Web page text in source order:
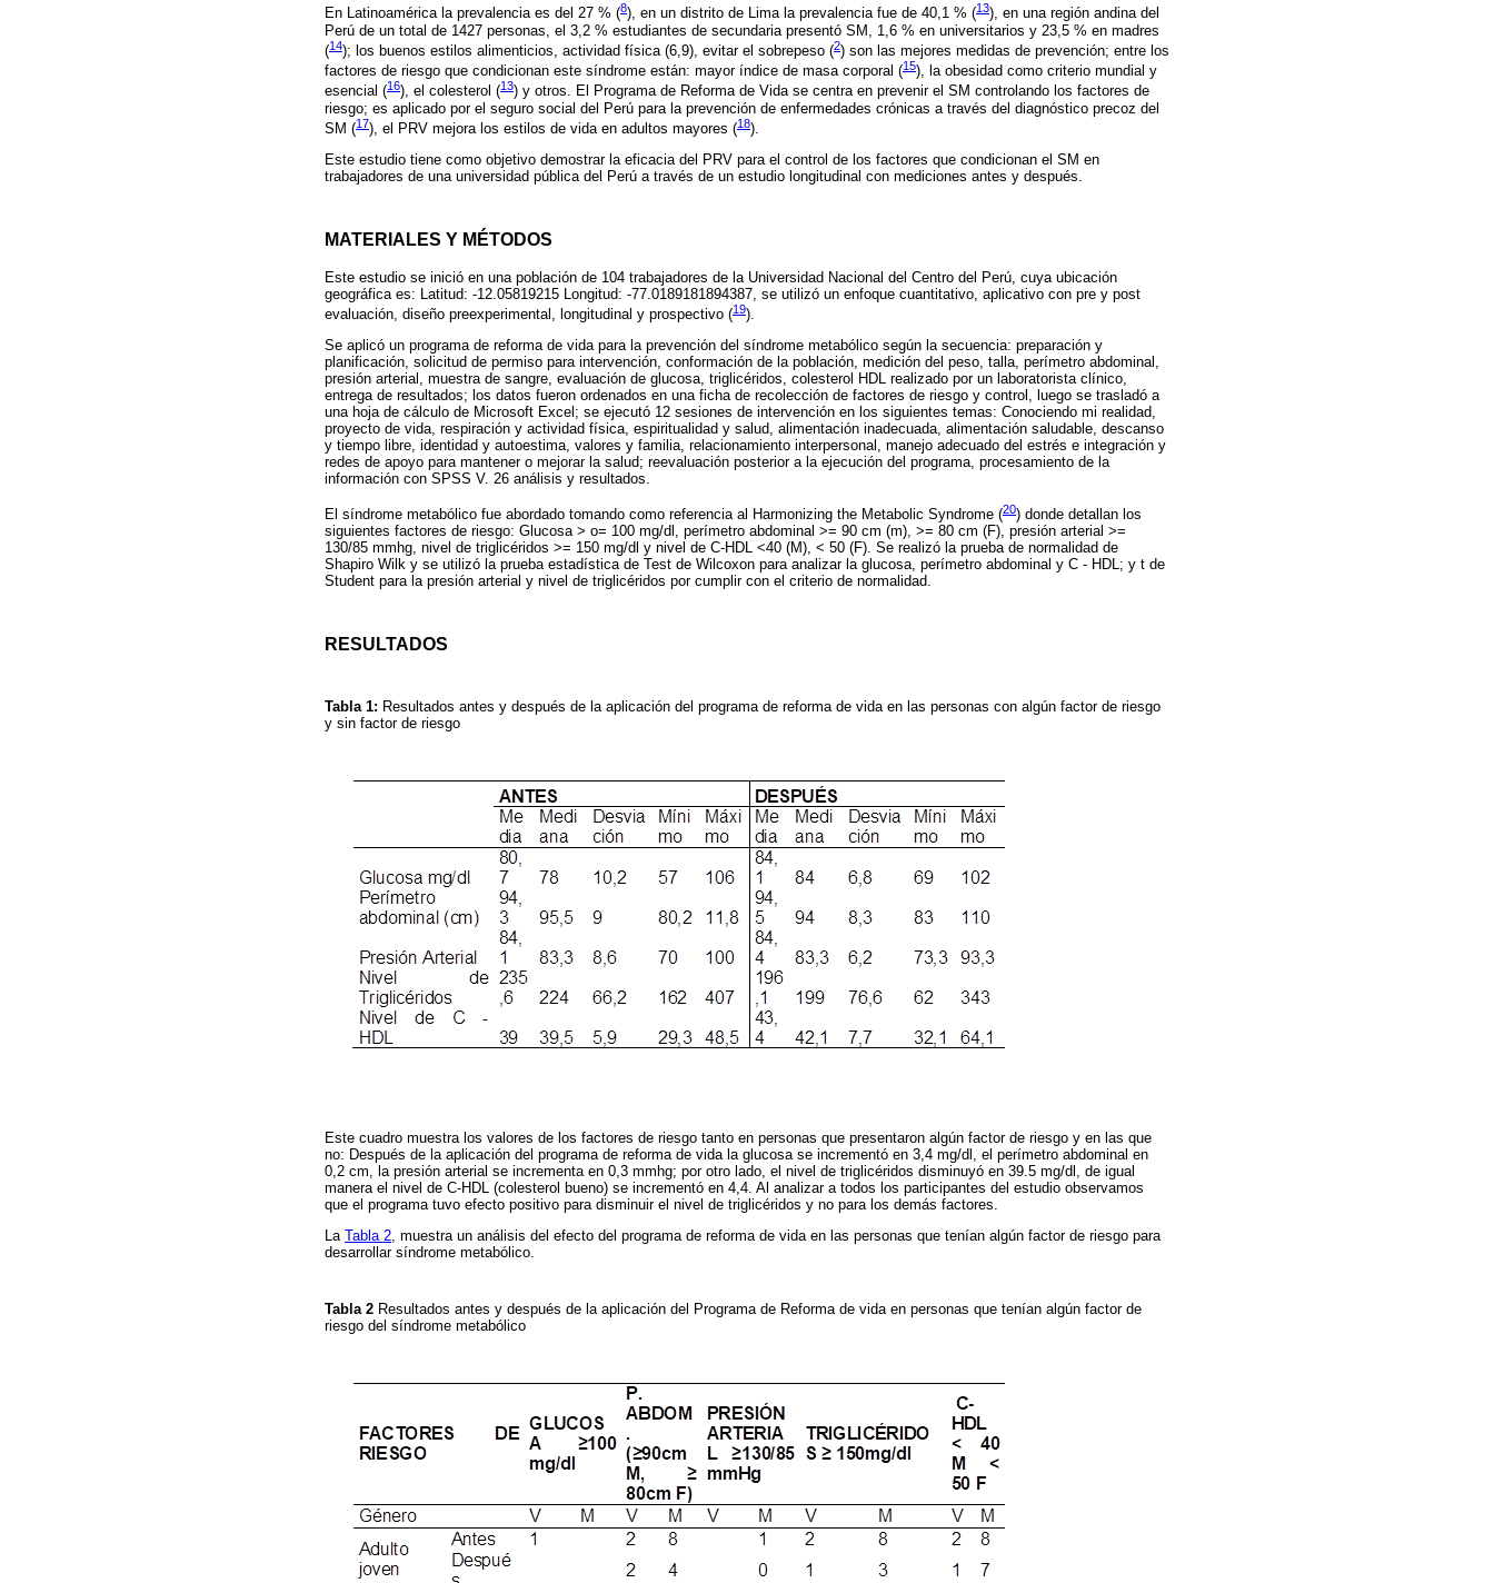
En Latinoamérica la prevalencia es del 27 % (8), en un distrito de Lima la prevalencia fue de 40,1 % (13), en una región andina del
Perú de un total de 1427 personas, el 3,2 % estudiantes de secundaria presentó SM, 1,6 % en universitarios y 23,5 % en madres
(14); los buenos estilos alimenticios, actividad física (6,9), evitar el sobrepeso (2) son las mejores medidas de prevención; entre los
factores de riesgo que condicionan este síndrome están: mayor índice de masa corporal (15), la obesidad como criterio mundial y
esencial (16), el colesterol (13) y otros. El Programa de Reforma de Vida se centra en prevenir el SM controlando los factores de
riesgo; es aplicado por el seguro social del Perú para la prevención de enfermedades crónicas a través del diagnóstico precoz del
SM (17), el PRV mejora los estilos de vida en adultos mayores (18).
Este estudio tiene como objetivo demostrar la eficacia del PRV para el control de los factores que condicionan el SM en
trabajadores de una universidad pública del Perú a través de un estudio longitudinal con mediciones antes y después.
MATERIALES Y MÉTODOS
Este estudio se inició en una población de 104 trabajadores de la Universidad Nacional del Centro del Perú, cuya ubicación
geográfica es: Latitud: -12.05819215 Longitud: -77.0189181894387, se utilizó un enfoque cuantitativo, aplicativo con pre y post
evaluación, diseño preexperimental, longitudinal y prospectivo (19).
Se aplicó un programa de reforma de vida para la prevención del síndrome metabólico según la secuencia: preparación y
planificación, solicitud de permiso para intervención, conformación de la población, medición del peso, talla, perímetro abdominal,
presión arterial, muestra de sangre, evaluación de glucosa, triglicéridos, colesterol HDL realizado por un laboratorista clínico,
entrega de resultados; los datos fueron ordenados en una ficha de recolección de factores de riesgo y control, luego se trasladó a
una hoja de cálculo de Microsoft Excel; se ejecutó 12 sesiones de intervención en los siguientes temas: Conociendo mi realidad,
proyecto de vida, respiración y actividad física, espiritualidad y salud, alimentación inadecuada, alimentación saludable, descanso
y tiempo libre, identidad y autoestima, valores y familia, relacionamiento interpersonal, manejo adecuado del estrés e integración y
redes de apoyo para mantener o mejorar la salud; reevaluación posterior a la ejecución del programa, procesamiento de la
información con SPSS V. 26 análisis y resultados.
El síndrome metabólico fue abordado tomando como referencia al Harmonizing the Metabolic Syndrome (20) donde detallan los
siguientes factores de riesgo: Glucosa > o= 100 mg/dl, perímetro abdominal >= 90 cm (m), >= 80 cm (F), presión arterial >=
130/85 mmhg, nivel de triglicéridos >= 150 mg/dl y nivel de C-HDL <40 (M), < 50 (F). Se realizó la prueba de normalidad de
Shapiro Wilk y se utilizó la prueba estadística de Test de Wilcoxon para analizar la glucosa, perímetro abdominal y C - HDL; y t de
Student para la presión arterial y nivel de triglicéridos por cumplir con el criterio de normalidad.
RESULTADOS
Tabla 1: Resultados antes y después de la aplicación del programa de reforma de vida en las personas con algún factor de riesgo
y sin factor de riesgo
Este cuadro muestra los valores de los factores de riesgo tanto en personas que presentaron algún factor de riesgo y en las que
no: Después de la aplicación del programa de reforma de vida la glucosa se incrementó en 3,4 mg/dl, el perímetro abdominal en
0,2 cm, la presión arterial se incrementa en 0,3 mmhg; por otro lado, el nivel de triglicéridos disminuyó en 39.5 mg/dl, de igual
manera el nivel de C-HDL (colesterol bueno) se incrementó en 4,4. Al analizar a todos los participantes del estudio observamos
que el programa tuvo efecto positivo para disminuir el nivel de triglicéridos y no para los demás factores.
La Tabla 2 , muestra un análisis del efecto del programa de reforma de vida en las personas que tenían algún factor de riesgo para
desarrollar síndrome metabólico.
Tabla 2 Resultados antes y después de la aplicación del Programa de Reforma de vida en personas que tenían algún factor de
riesgo del síndrome metabólico